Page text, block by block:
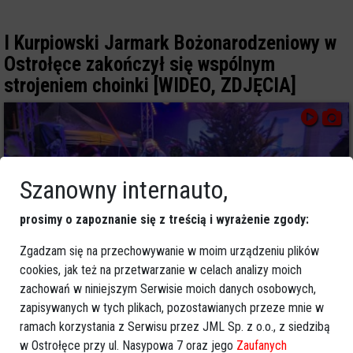
I Kurpiowski Jarmark Bożonarodzeniowy w
Ostrołęce zakończył się wspólnym
strojeniem choinki [WIDEO, ZDJĘCIA]
Ostrołęka
2023-12-10 17:36
Szanowny internauto,
prosimy o zapoznanie się z treścią i wyrażenie zgody:
Zgadzam się na przechowywanie w moim urządzeniu plików
cookies, jak też na przetwarzanie w celach analizy moich
zachowań w niniejszym Serwisie moich danych osobowych,
zapisywanych w tych plikach, pozostawianych przeze mnie w
ramach korzystania z Serwisu przez JML Sp. z o.o., z siedzibą
w Ostrołęce przy ul. Nasypowa 7 oraz jego Zaufanych